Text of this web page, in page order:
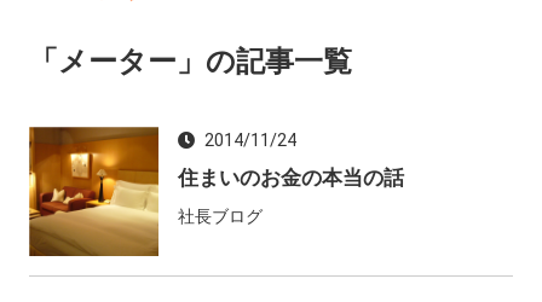
「メーター」の記事一覧
2014/11/24
住まいのお金の本当の話
社長ブログ